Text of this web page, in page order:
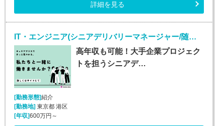
詳細を見る
IT・エンジニア(シニアデリバリーマネージャー/随時入社/正社員)
高年収も可能！大手企業プロジェク
トを担うシニアデ…
[勤務形態]紹介
[勤務地] 東京都 港区
[年収]600万円～